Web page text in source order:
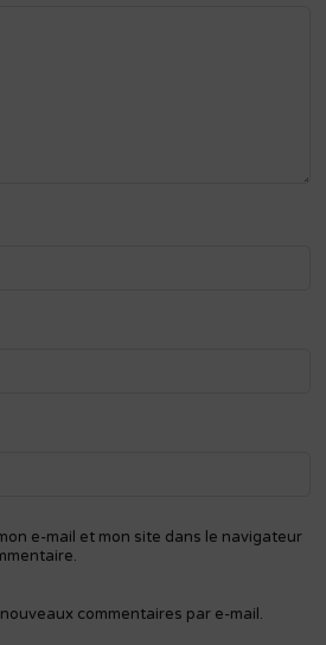
e-mail et mon site dans le navigateur
commentaires par e-mail.